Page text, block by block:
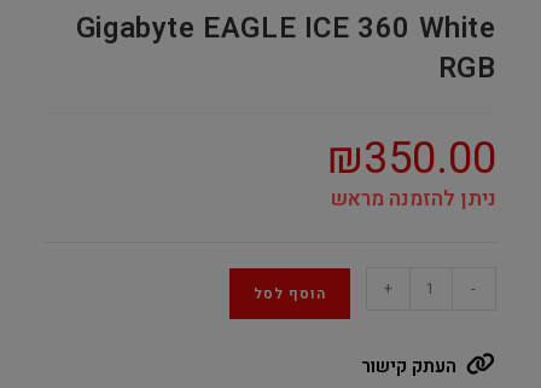
Gigabyte EAGLE ICE 360 White
RGB
₪350.00
ניתן להזמנה מראש
Gigabyte
360
-
+ הוסף לסל
העתק קישור